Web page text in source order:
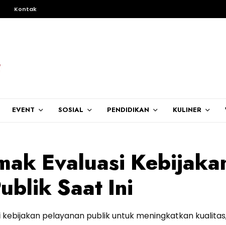
Kontak
EVENT SOSIAL PENDIDIKAN KULINER
Evaluasi
Saat Ini
pelayanan publik untuk meningkatkan